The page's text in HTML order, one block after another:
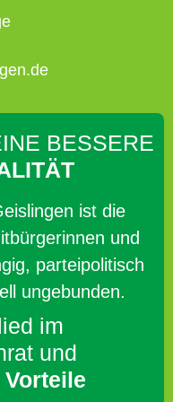
BESSERE
ist die
und
parteipolitisch
ungebunden.
im
und